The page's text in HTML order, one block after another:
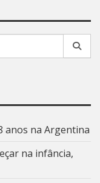
anos na Argentina
na infância,